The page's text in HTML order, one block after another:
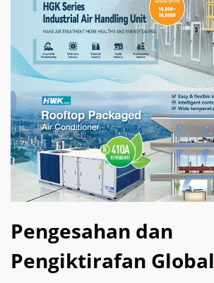
Pengesahan dan
Pengiktirafan Global